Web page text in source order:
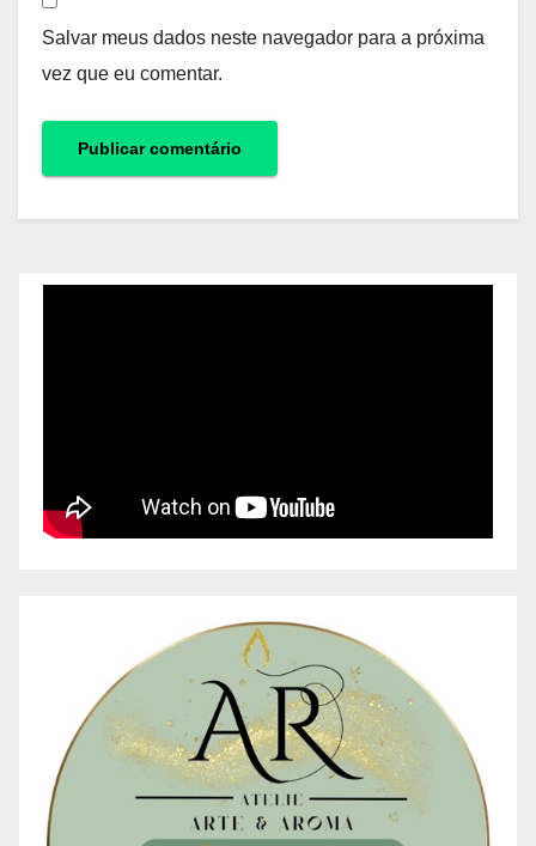
Salvar meus dados neste navegador para a próxima
vez que eu comentar.